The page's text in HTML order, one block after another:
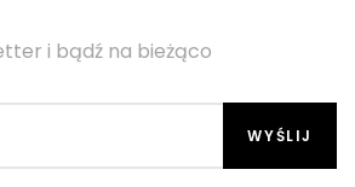
i bądź na bieżąco